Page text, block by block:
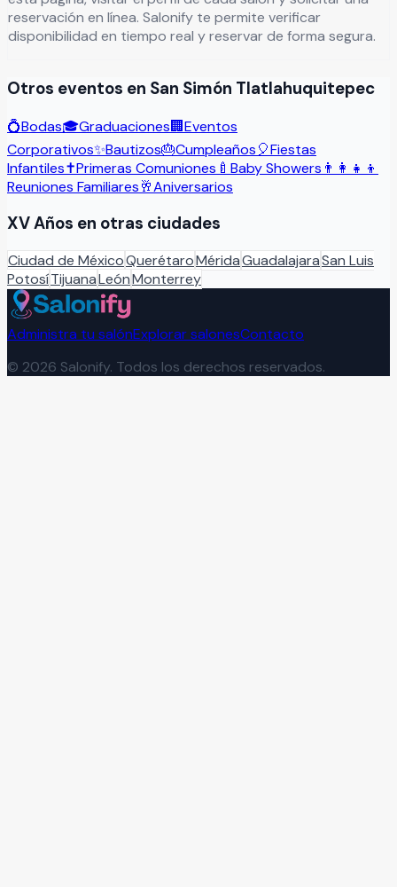
reservación en línea. Salonify te permite verificar
disponibilidad en tiempo real y reservar de forma segura.
Otros eventos en San Simón Tlatlahuquitepec
💍Bodas🎓Graduaciones🏢Eventos
Corporativos✨Bautizos🎂Cumpleaños🎈Fiestas
Infantiles✝️Primeras Comuniones 🍼 Baby Showers 👨‍👩‍👧‍👦
Reuniones Familiares🥂Aniversarios
XV Años en otras ciudades
Ciudad de MéxicoQuerétaroMéridaGuadalajaraSan Luis
PotosíTijuanaLeónMonterrey
Administra tu salónExplorar salonesContacto
© 2026 Salonify. Todos los derechos reservados.